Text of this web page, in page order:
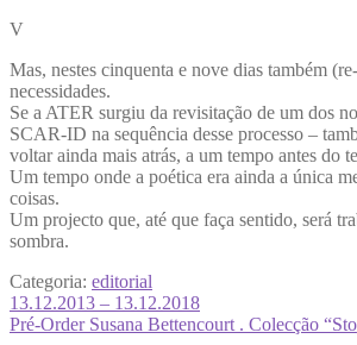
V
Mas, nestes cinquenta e nove dias também
necessidades.
Se a ATER surgiu da revisitação de um dos
SCAR-ID na sequência desse processo –
voltar ainda mais atrás, a um tempo antes do
Um tempo onde a poética era ainda a única
coisas.
Um projecto que, até que faça sentido, será
sombra.
Categoria: editorial
Navegação
Artigo
anterior:
13.12.2013 – 13.12.2018
Artigo
Pré-Order Susana Bettencourt . Colecção